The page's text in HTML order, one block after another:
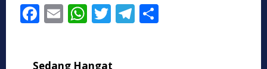
F
E
W T
T
Sedang Hangat